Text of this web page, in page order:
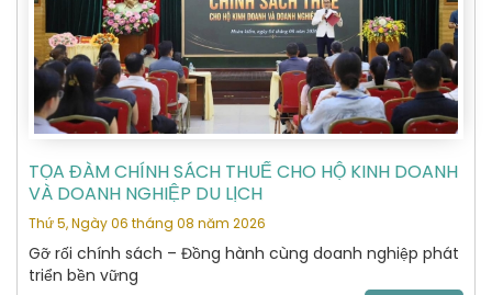
TỌA ĐÀM CHÍNH SÁCH THUẾ CHO HỘ KINH DOANH
VÀ DOANH NGHIỆP DU LỊCH
Thứ 5, Ngày 06 tháng 08 năm 2026
Gỡ rối chính sách – Đồng hành cùng doanh nghiệp phát
triển bền vững